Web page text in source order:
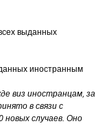
выданных
иностранным
виз иностранцам, за
в связи с
новых случаев. Оно